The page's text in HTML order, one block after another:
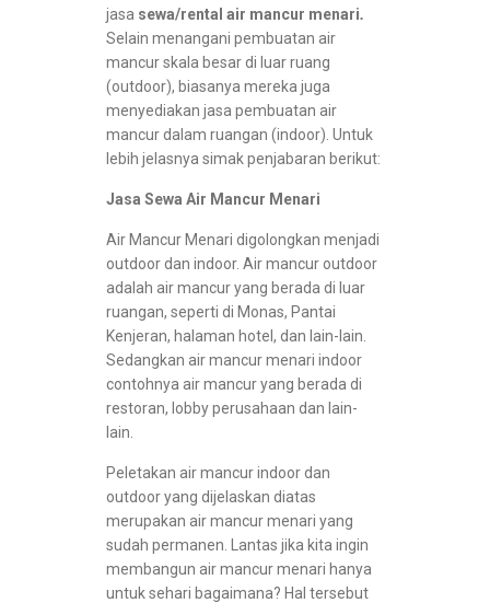
jasa sewa/rental air mancur menari.
Selain menangani pembuatan air
mancur skala besar di luar ruang
(outdoor), biasanya mereka juga
menyediakan jasa pembuatan air
mancur dalam ruangan (indoor). Untuk
lebih jelasnya simak penjabaran berikut:
Jasa Sewa Air Mancur Menari
Air Mancur Menari digolongkan menjadi
outdoor dan indoor. Air mancur outdoor
adalah air mancur yang berada di luar
ruangan, seperti di Monas, Pantai
Kenjeran, halaman hotel, dan lain-lain.
Sedangkan air mancur menari indoor
contohnya air mancur yang berada di
restoran, lobby perusahaan dan lain-
lain.
Peletakan air mancur indoor dan
outdoor yang dijelaskan diatas
merupakan air mancur menari yang
sudah permanen. Lantas jika kita ingin
membangun air mancur menari hanya
untuk sehari bagaimana? Hal tersebut